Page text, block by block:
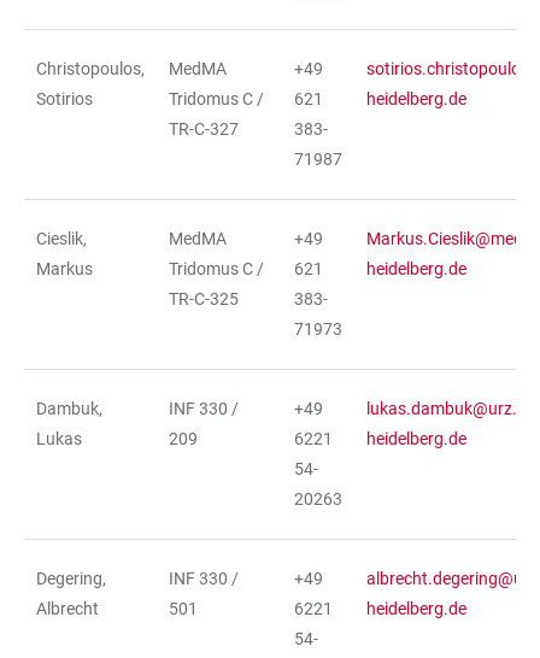
Christopoulos,
Sotirios
MedMA
Tridomus C /
TR-C-327
+49
621
383-
71987
heidelberg.de
Cieslik,
Markus
MedMA
Tridomus C /
TR-C-325
+49
621
383-
71973
heidelberg.de
Dambuk,
Lukas
INF 330 /
209
+49
6221
54-
20263
heidelberg.de
Degering,
Albrecht
INF 330 /
501
+49
6221
54-
heidelberg.de